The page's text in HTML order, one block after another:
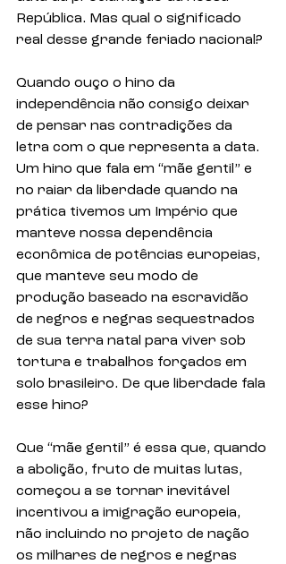
República. Mas qual o significado
real desse grande feriado nacional?
Quando ouço o hino da
independência não consigo deixar
de pensar nas contradições da
letra com o que representa a data.
Um hino que fala em “mãe gentil” e
no raiar da liberdade quando na
prática tivemos um Império que
manteve nossa dependência
econômica de potências europeias,
que manteve seu modo de
produção baseado na escravidão
de negros e negras sequestrados
de sua terra natal para viver sob
tortura e trabalhos forçados em
solo brasileiro. De que liberdade fala
esse hino?
Que “mãe gentil” é essa que, quando
a abolição, fruto de muitas lutas,
começou a se tornar inevitável
incentivou a imigração europeia,
não incluindo no projeto de nação
os milhares de negros e negras